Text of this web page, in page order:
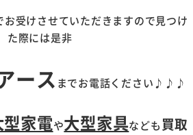
お受けさせていただきますので見つけ
た際には是非
ース までお電話ください♪♪♪
型家電や大型家具なども買取